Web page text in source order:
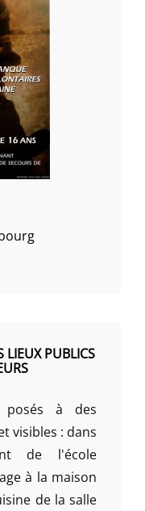
LIEUX PUBLICS
à des
visibles : dans
de l'école
à la maison
de la salle